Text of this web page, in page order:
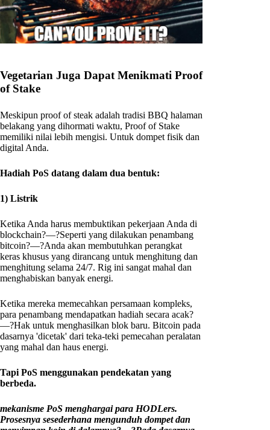
Vegetarian Juga Dapat Menikmati Proof
of Stake
Meskipun proof of steak adalah tradisi BBQ halaman
belakang yang dihormati waktu, Proof of Stake
memiliki nilai lebih mengisi. Untuk dompet fisik dan
digital Anda.
Hadiah PoS datang dalam dua bentuk:
1) Listrik
Ketika Anda harus membuktikan pekerjaan Anda di
blockchain?—?Seperti yang dilakukan penambang
bitcoin?—?Anda akan membutuhkan perangkat
keras khusus yang dirancang untuk menghitung dan
menghitung selama 24/7. Rig ini sangat mahal dan
menghabiskan banyak energi.
Ketika mereka memecahkan persamaan kompleks,
para penambang mendapatkan hadiah secara acak?
—?Hak untuk menghasilkan blok baru. Bitcoin pada
dasarnya 'dicetak' dari teka-teki pemecahan peralatan
yang mahal dan haus energi.
Tapi PoS menggunakan pendekatan yang
berbeda.
mekanisme PoS menghargai para HODLers.
Prosesnya sesederhana mengunduh dompet dan